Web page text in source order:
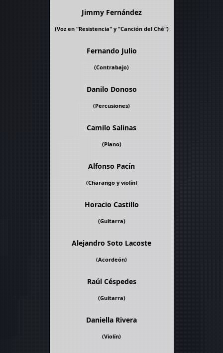
Jimmy Fernández
(Voz en "Resistencia" y "Canción del Ché")
Fernando Julio
(Contrabajo)
Danilo Donoso
(Percusiones)
Camilo Salinas
(Piano)
Alfonso Pacín
(Charango y violín)
Horacio Castillo
(Guitarra)
Alejandro Soto Lacoste
(Acordeón)
Raúl Céspedes
(Guitarra)
Daniella Rivera
(Violín)